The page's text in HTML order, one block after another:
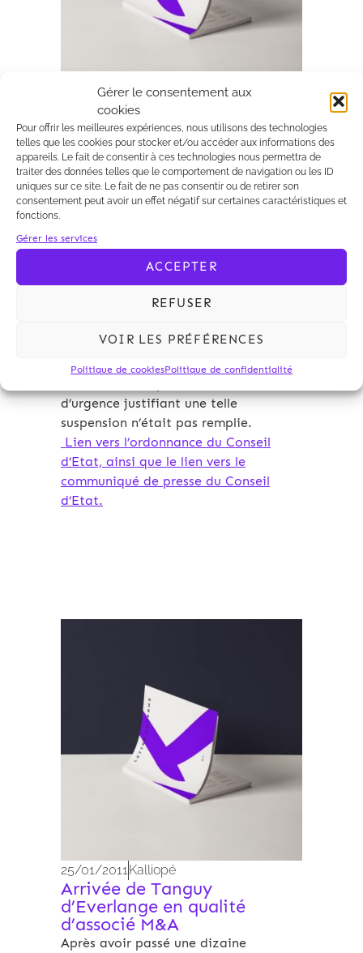
Gérer le consentement aux
cookies
Pour offrir les meilleures expériences, nous utilisons des technologies
telles que les cookies pour stocker et/ou accéder aux informations des
appareils. Le fait de consentir à ces technologies nous permettra de
traiter des données telles que le comportement de navigation ou les ID
uniques sur ce site. Le fait de ne pas consentir ou de retirer son
consentement peut avoir un effet négatif sur certaines caractéristiques et
fonctions.
Gérer les services
ACCEPTER
REFUSER
VOIR LES PRÉFÉRENCES
Politique de cookiesPolitique de confidentialité
28/01/2011Kalliopé
Refus de suspension du
moratoire photovoltaïque
par le Conseil d’Etat
Le Conseil d’Etat vient de rendre son
ordonnance de référé dans les affaires
décret du 9 décembre 2010 instituant
d’achat de l’électricité produite par les
installations photovoltaïques.
droit à ces demandes et n’a donc pas
suspendu le décret du 9 décembre
d’urgence justifiant une telle
suspension n’était pas remplie.
Lien vers l’ordonnance du Conseil
d’Etat, ainsi que le lien vers le
communiqué de presse du Conseil
d’Etat.
25/01/2011 Kalliopé
Arrivée de Tanguy
d’Everlange en qualité
d’associé M&A
Après avoir passé une dizaine